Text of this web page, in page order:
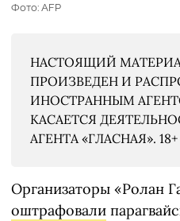
Фото: AFP
НАСТОЯЩИЙ
ПРОИЗВЕДЕН И
ИНОСТРАННЫМ
КАСАЕТСЯ
АГЕНТА «ГЛАСНАЯ». 18+
Организаторы «Ролан
оштрафовали